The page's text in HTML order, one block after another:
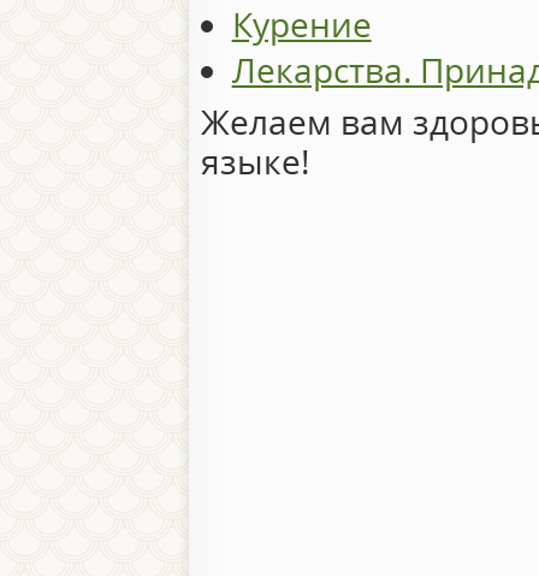
Курение
Лекарства.
Желаем вам
языке!